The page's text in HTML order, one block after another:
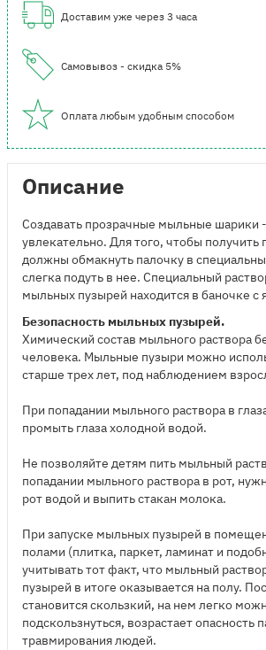
Доставим уже через 3 часа
Самовывоз - скидка 5%
Оплата любым удобным способом
Описание
Создавать прозрачные мыльные шарики
увлекательно. Для того, чтобы получить
должны обмакнуть палочку в
слегка подуть в нее. Специальный
мыльных пузырей находится в баночке с
Безопасность мыльных пузырей.
Химический состав мыльного раствора
человека. Мыльные пузыри можно
старше трех лет, под наблюдением
При попадании мыльного раствора в
промыть глаза холодной водой.
Не позволяйте детям пить мыльный
попадании мыльного раствора в рот,
рот водой и выпить стакан молока.
При запуске мыльных пузырей в
полами (плитка, паркет, ламинат и
учитывать тот факт, что мыльный
пузырей в итоге оказывается на полу.
становится скользкий, на нем легко
подскользнуться, возрастает опасность
травмирования людей.